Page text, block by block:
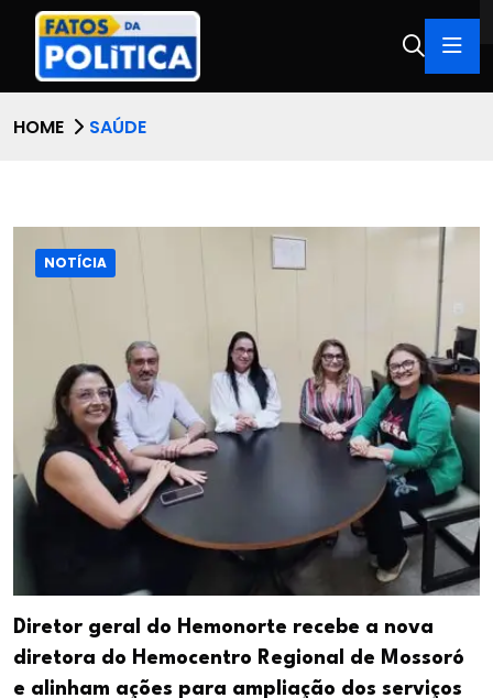
HOME SAÚDE
NOTÍCIA
Diretor geral do Hemonorte recebe a nova
diretora do Hemocentro Regional de Mossoró
e alinham ações para ampliação dos serviços